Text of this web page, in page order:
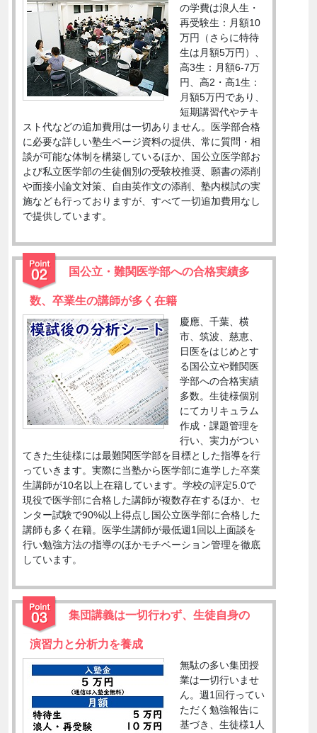
の学費は浪人生・
再受験生：月額10
万円（さらに特待
生は月額5万円）、
高3生：月額6-7万
円、高2・高1生：
月額5万円であり、
短期講習代やテキ
スト代などの追加費用は一切ありません。医学部合格
に必要な詳しい塾生ページ資料の提供、常に質問・相
談が可能な体制を構築しているほか、国公立医学部お
よび私立医学部の生徒個別の受験校推奨、願書の添削
や面接小論文対策、自由英作文の添削、塾内模試の実
施なども行っておりますが、すべて一切追加費用なし
で提供しています。
国公立・難関医学部への合格実績多
数、卒業生の講師が多く在籍
慶應、千葉、横
市、筑波、慈恵、
日医をはじめとす
る国公立や難関医
学部への合格実績
多数。生徒様個別
にてカリキュラム
作成・課題管理を
行い、実力がつい
てきた生徒様には最難関医学部を目標とした指導を行
っていきます。実際に当塾から医学部に進学した卒業
生講師が10名以上在籍しています。学校の評定5.0で
現役で医学部に合格した講師が複数存在するほか、セ
ンター試験で90%以上得点し国公立医学部に合格した
講師も多く在籍。医学生講師が最低週1回以上面談を
行い勉強方法の指導のほかモチベーション管理を徹底
しています。
集団講義は一切行わず、生徒自身の
演習力と分析力を養成
無駄の多い集団授
業は一切行いませ
ん。週1回行ってい
ただく勉強報告に
基づき、生徒様1人